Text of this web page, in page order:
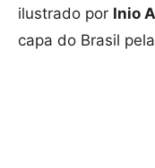
ilustrado por Inio
capa do Brasil pela